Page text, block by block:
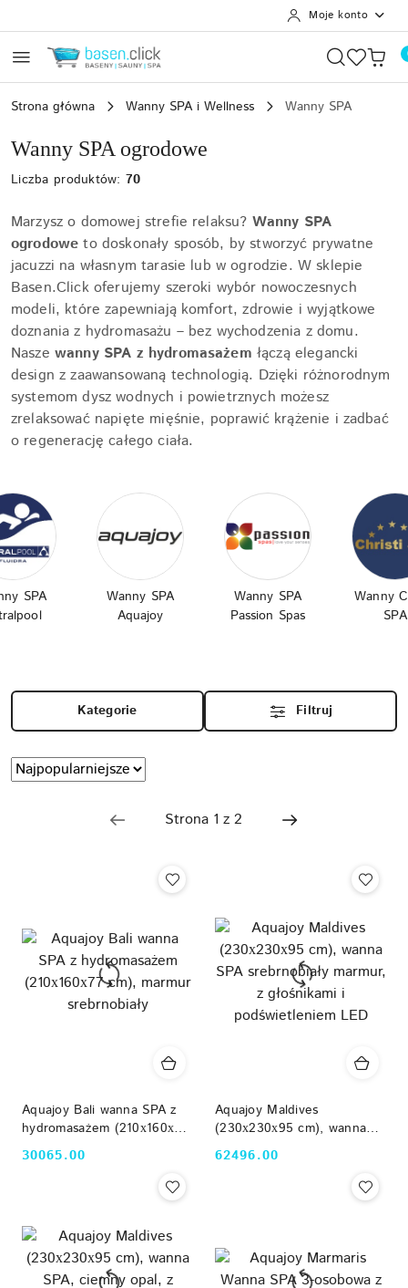
Moje konto
Strona główna Wanny SPA i Wellness Wanny SPA
Wanny SPA ogrodowe
Liczba produktów:70
Marzysz o domowej strefie relaksu? Wanny SPA
ogrodowe to doskonały sposób, by stworzyć prywatne
jacuzzi na własnym tarasie lub w ogrodzie. W sklepie
Basen.Click oferujemy szeroki wybór nowoczesnych
modeli, które zapewniają komfort, zdrowie i wyjątkowe
doznania z hydromasażu – bez wychodzenia z domu.
Nasze wanny SPA z hydromasażem łączą elegancki
design z zaawansowaną technologią. Dzięki różnorodnym
systemom dysz wodnych i powietrznych możesz
zrelaksować napięte mięśnie, poprawić krążenie i zadbać
o regenerację całego ciała.
SPA
Wanny SPA
Aquajoy
Wanny SPA
Passion Spas
Wanny
SPA
Kategorie Filtruj
Zastosowano
sortowanie:
Najpopularniejsze.
Sortuj
według
Aquajoy Bali wanna SPA z
hydromasażem (210х160х77
cm), marmur srebrnobiały
Cena:
30065.00
Aquajoy Maldives
(230х230х95 cm), wanna
SPA srebrnobiały marmur, z
głośnikami i podświetleniem
Cena:
62496.00